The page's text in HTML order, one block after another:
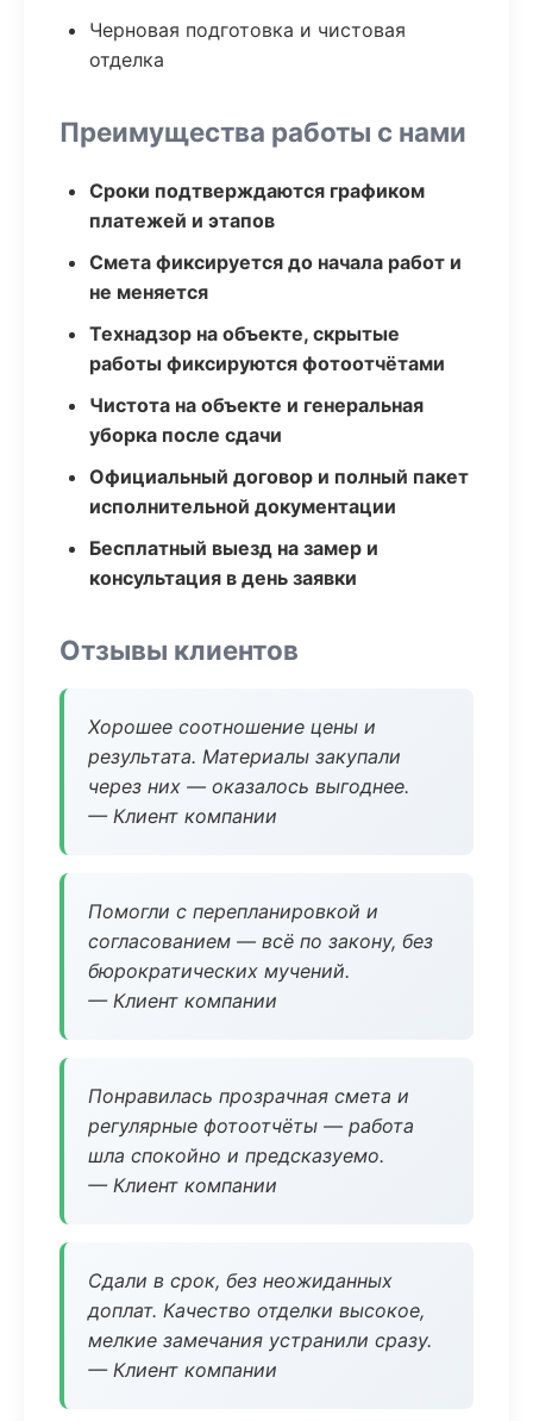
Черновая подготовка и чистовая
отделка
Преимущества работы с нами
Сроки подтверждаются графиком
платежей и этапов
Смета фиксируется до начала работ и
не меняется
Технадзор на объекте, скрытые
работы фиксируются фотоотчётами
Чистота на объекте и генеральная
уборка после сдачи
Официальный договор и полный пакет
исполнительной документации
Бесплатный выезд на замер и
консультация в день заявки
Отзывы клиентов
Хорошее соотношение цены и
результата. Материалы закупали
через них — оказалось выгоднее.
— Клиент компании
Помогли с перепланировкой и
согласованием — всё по закону, без
бюрократических мучений.
— Клиент компании
Понравилась прозрачная смета и
регулярные фотоотчёты — работа
шла спокойно и предсказуемо.
— Клиент компании
Сдали в срок, без неожиданных
доплат. Качество отделки высокое,
мелкие замечания устранили сразу.
— Клиент компании